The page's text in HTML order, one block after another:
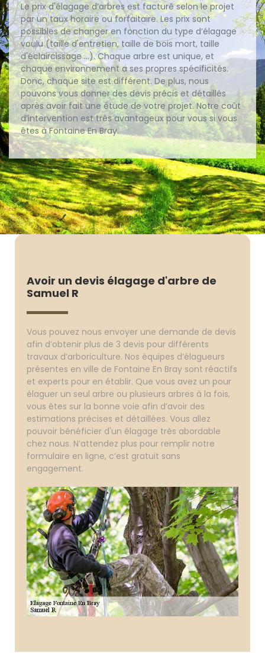
Le prix d'élagage d’arbres est facturé selon le projet
par un taux horaire ou forfaitaire. Les prix sont
possibles de changer en fonction du type d’élagage
voulu (taille d'entretien, taille de bois mort, taille
d'éclaircissage ...). Chaque arbre est unique, et
chaque environnement a ses propres spécificités.
Donc, chaque site est différent. De plus, nous
pouvons vous donner des devis précis et détaillés
après avoir fait une étude de votre projet. Notre coût
d’intervention est très avantageux pour vous si vous
êtes à Fontaine En Bray.
Avoir un devis élagage d'arbre de
Samuel R
Vous pouvez nous envoyer une demande de devis
afin d’obtenir plus de 3 devis pour différents
travaux d’arboriculture. Nos équipes d’élagueurs
présentes en ville de Fontaine En Bray sont réactifs
et experts pour en établir. Que vous avez un pour
élaguer un seul arbre ou plusieurs arbres à la fois,
vous êtes sur la bonne voie afin d’avoir des
estimations précises et détaillées. Vous allez
pouvoir bénéficier d'un élagage très abordable
chez nous. N’attendez plus pour remplir notre
formulaire en ligne, c’est gratuit sans
engagement.